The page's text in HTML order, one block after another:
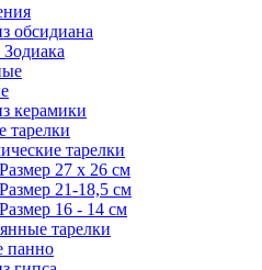
обсидиана
керамики
тарелки
тарелки
Размер 27 х 26 см
Размер 21-18,5 см
Размер 16 - 14 см
тарелки
панно